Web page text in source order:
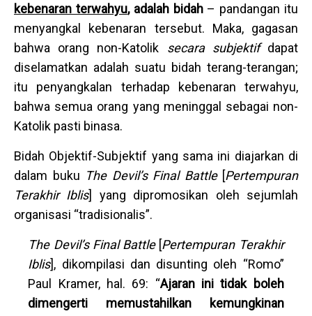
kebenaran terwahyu, adalah bidah– pandangan itu
menyangkal kebenaran tersebut. Maka, gagasan
bahwa orang non-Katolik secara subjektifdapat
diselamatkan adalah suatu bidah terang-terangan;
itu penyangkalan terhadap kebenaran terwahyu,
bahwa semua orang yang meninggal sebagai non-
Katolik pasti binasa.
Bidah Objektif-Subjektif yang sama ini diajarkan di
dalam buku The Devil’s Final Battle[Pertempuran
Terakhir Iblis] yang dipromosikan oleh sejumlah
organisasi “tradisionalis”.
The Devil’s Final Battle[Pertempuran Terakhir
Iblis], dikompilasi dan disunting oleh “Romo”
Paul Kramer, hal. 69: “Ajaran ini tidak boleh
dimengerti memustahilkan kemungkinan